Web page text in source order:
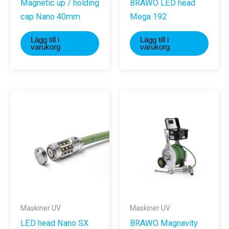
Magnetic up / holding
cap Nano 40mm
Lägg till i
varukorg
BRAWO LED head
Mega 192
Lägg till i
varukorg
Maskiner UV
LED head Nano SX
Maskiner UV
BRAWO Magnavity